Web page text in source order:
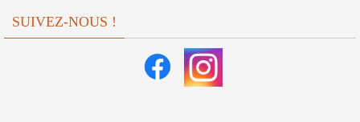
SUIVEZ-NOUS !